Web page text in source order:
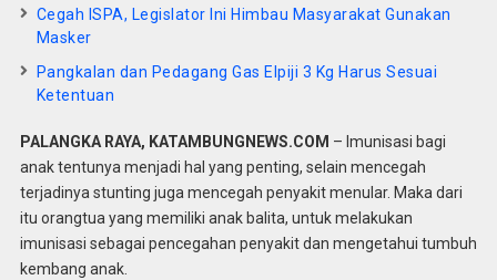
Cegah ISPA, Legislator Ini Himbau Masyarakat Gunakan
Masker
Pangkalan dan Pedagang Gas Elpiji 3 Kg Harus Sesuai
Ketentuan
PALANGKA RAYA, KATAMBUNGNEWS.COM – Imunisasi bagi
anak tentunya menjadi hal yang penting, selain mencegah
terjadinya stunting juga mencegah penyakit menular. Maka dari
itu orangtua yang memiliki anak balita, untuk melakukan
imunisasi sebagai pencegahan penyakit dan mengetahui tumbuh
kembang anak.